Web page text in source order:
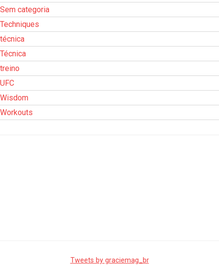
Sem categoria
Techniques
técnica
Técnica
treino
UFC
Wisdom
Workouts
Tweets by graciemag_br